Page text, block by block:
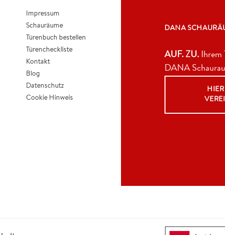
Impressum
Schauräume
Türenbuch bestellen
Türencheckliste
Kontakt
Blog
Datenschutz
Cookie Hinweis
DANA
AUF. ZU. Ihrem
DANA